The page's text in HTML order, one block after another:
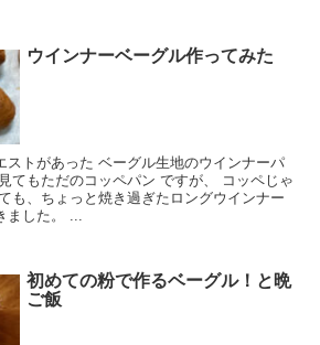
ウインナーベーグル作ってみた
ストがあった ベーグル生地のウインナーパ
てもただのコッペパン ですが、 コッペじゃ
も、ちょっと焼き過ぎたロングウインナー
ました。 ...
初めての粉で作るベーグル！と晩
ご飯